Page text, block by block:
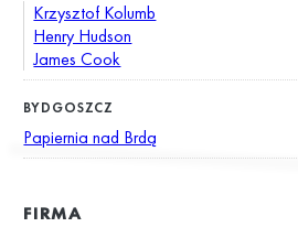
Krzysztof Kolumb
Henry Hudson
James Cook
BYDGOSZCZ
Papiernia nad Brdą
FIRMA